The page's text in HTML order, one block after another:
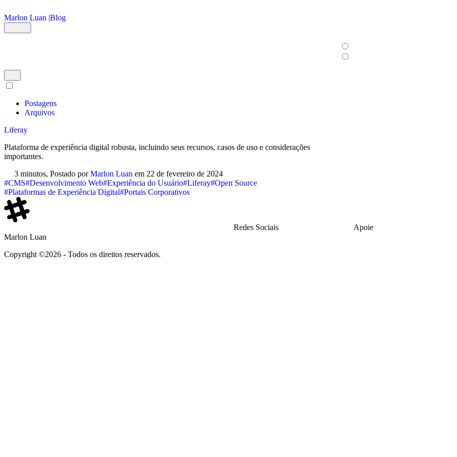
Marlon Luan |Blog
Postagens
Arquivos
Liferay
Plataforma de experiência digital robusta, incluindo seus recursos, casos de uso e considerações
importantes.
3 minutos, Postado porMarlon Luan em 22 de fevereiro de 2024
#CMS#Desenvolvimento Web#Experiência do Usuário#Liferay#Open Source
#Plataformas de Experiência Digital#Portais Corporativos
Marlon Luan
Copyright ©2026 - Todos os direitos reservados.
Redes Sociais Apoie